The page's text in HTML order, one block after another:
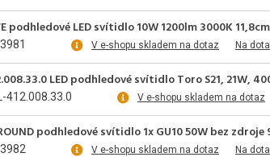
podhledové LED svítidlo 10W 1200lm 3000K
V e-shopu skladem na dotaz Na
LED podhledové svítidlo Toro S21, 21W,
412.008.33.0 V e-shopu skladem na dotaz
podhledové svítidlo 1x GU10 50W bez
V e-shopu skladem na dotaz Na